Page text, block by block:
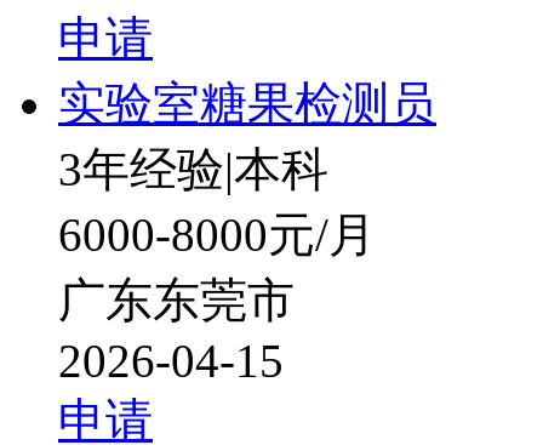
申请
实验室糖果检测员
3年经验|本科
6000-8000元/月
广东东莞市
2026-04-15
申请